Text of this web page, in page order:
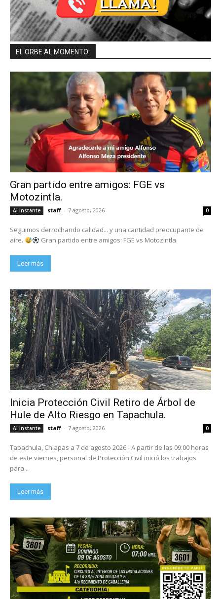
EL ORBE AL MOMENTO:
Gran partido entre amigos: FGE vs
Motozintla.
Al Instante staff - 7 agosto, 2026 0
Seguimos derrochando calidad... y una cantidad preocupante de
aire.
Gran partido entre amigos: FGE vs Motozintla.
Leer más
Inicia Protección Civil Retiro de Árbol de
Hule de Alto Riesgo en Tapachula.
Al Instante staff - 7 agosto, 2026 0
Tapachula, Chiapas a 7 de agosto 2026.- A partir de las 09:00 horas
de este viernes, personal de Protección Civil inició los trabajos
para...
Leer más